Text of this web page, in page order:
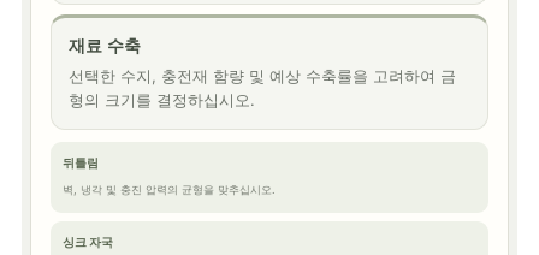
재료 수축
선택한 수지, 충전재 함량 및 예상 수축률을 고려하여 금
형의 크기를 결정하십시오.
뒤틀림
벽, 냉각 및 충진 압력의 균형을 맞추십시오.
싱크 자국